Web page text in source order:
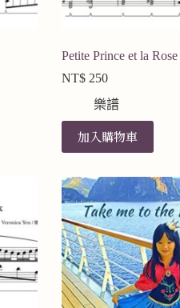
Petite Prince et la Rose
NT$ 250
樂譜
加入購物車